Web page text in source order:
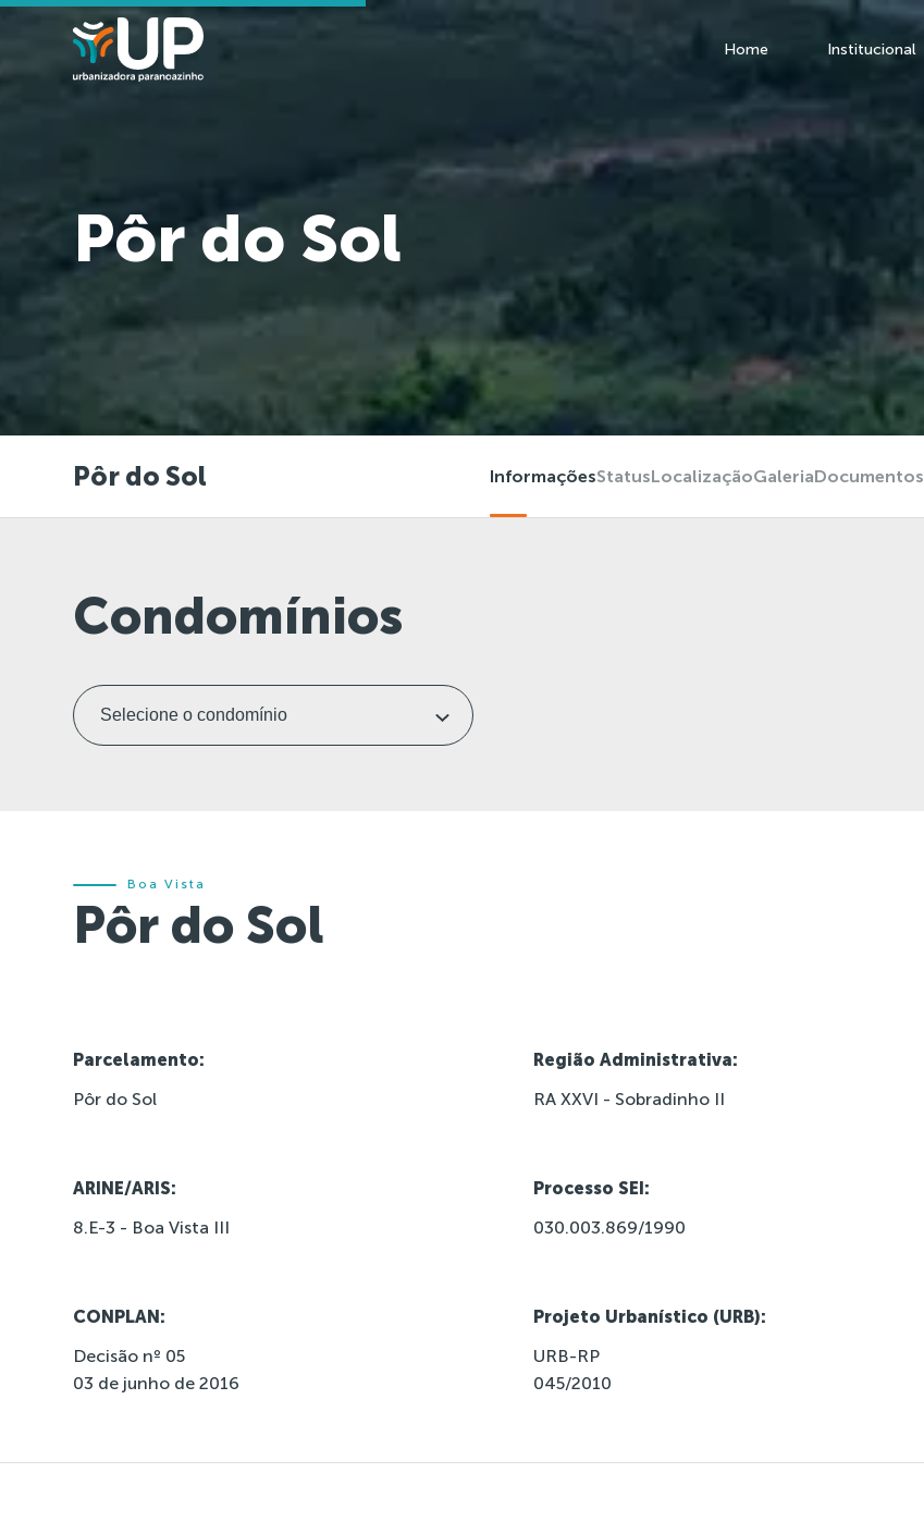
Home Institucional
Pôr do Sol
Pôr do Sol InformaçõesStatusLocalizaçãoGaleriaDocumentos
Condomínios
Boa Vista
Pôr do Sol
Parcelamento:
Pôr do Sol
Região Administrativa:
RA XXVI - Sobradinho II
ARINE/ARIS:
8.E-3 - Boa Vista III
Processo SEI:
030.003.869/1990
CONPLAN:
Decisão nº 05
03 de junho de 2016
Projeto Urbanístico (URB):
URB-RP
045/2010